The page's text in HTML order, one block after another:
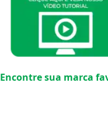
Encontre sua marca